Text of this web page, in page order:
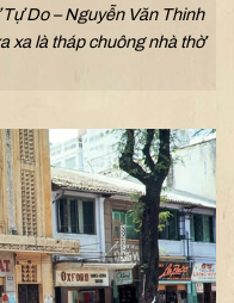
Do – Nguyễn Văn Thinh
xa là tháp chuông nhà thờ